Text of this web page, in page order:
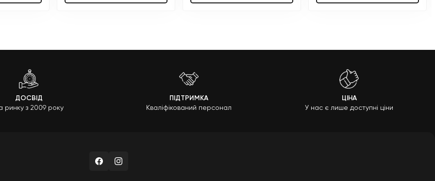
ДОСВІД
ринку з 2009 року
ПІДТРИМКА
Кваліфікований персонал
ЦІНА
У нас є лише доступні ціни